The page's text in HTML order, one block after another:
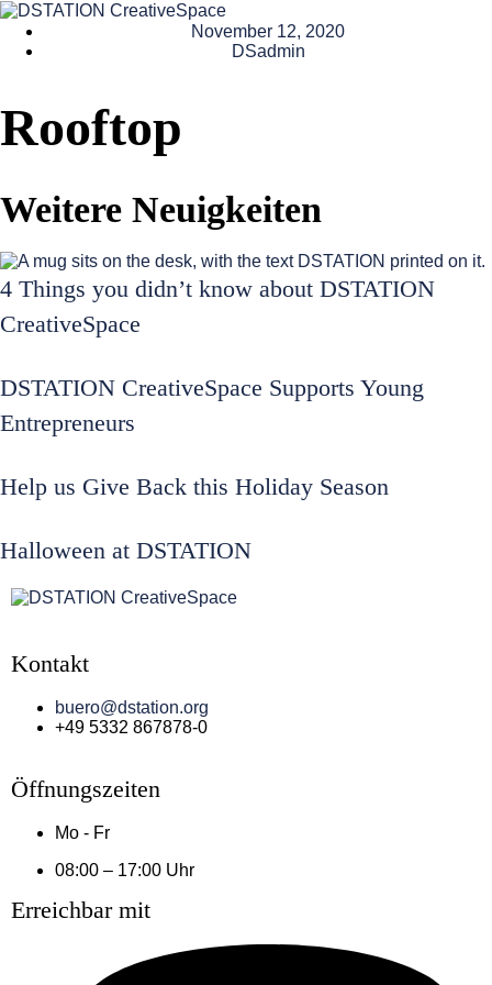
November 12, 2020
DSadmin
Rooftop
Weitere Neuigkeiten
4 Things you didn’t know about DSTATION
CreativeSpace
DSTATION CreativeSpace Supports Young
Entrepreneurs
Help us Give Back this Holiday Season
Halloween at DSTATION
Kontakt
buero@dstation.org
+49 5332 867878-0
Öffnungszeiten
Mo - Fr
08:00 – 17:00 Uhr
Erreichbar mit